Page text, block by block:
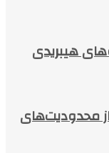
هیبریدی
محدودیت‌های